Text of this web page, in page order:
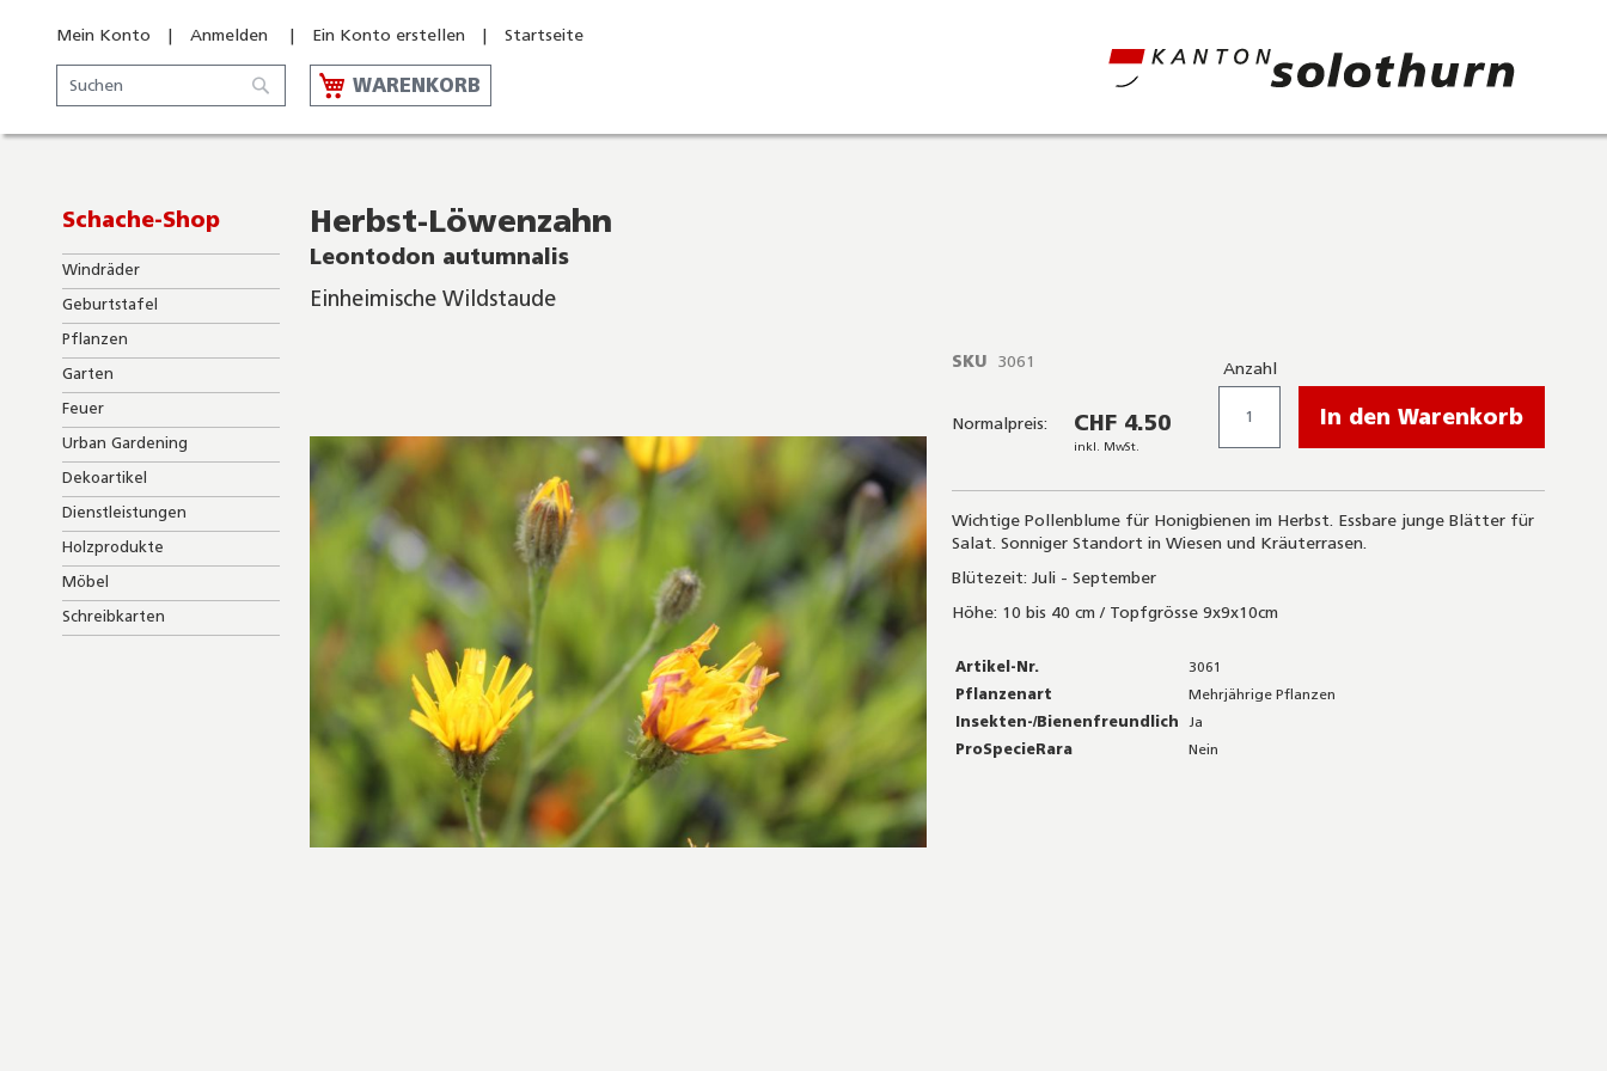
Mein Konto Anmelden Ein Konto erstellen
Startseite
Suche
Suche
WARENKORB
Herbst-Löwenzahn
Leontodon autumnalis
Einheimische Wildstaude
SKU 3061
Normalpreis: CHF 4.50
inkl. MwSt.
Anzahl
In den Warenkorb
of
the
images
gallery
Wichtige Pollenblume für Honigbienen im Herbst. Essbare junge Blätter für
Salat. Sonniger Standort in Wiesen und Kräuterrasen.
Blütezeit: Juli - September
Höhe: 10 bis 40 cm / Topfgrösse 9x9x10cm
Mehr
Artikel-Nr.
3061
Pflanzenart
Mehrjährige Pflanzen
Insekten-/Bienenfreundlich
Ja
ProSpecieRara
Nein
Schache-Shop
Windräder
Geburtstafel
Pflanzen
Garten
Feuer
Urban Gardening
Dekoartikel
Dienstleistungen
Holzprodukte
Möbel
Schreibkarten